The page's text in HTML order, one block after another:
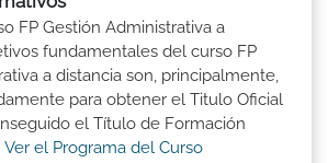
FP Gestión Administrativa a
fundamentales del curso FP
a distancia son, principalmente,
para obtener el Titulo Oficial
el Título de Formación
Ver el Programa del Curso